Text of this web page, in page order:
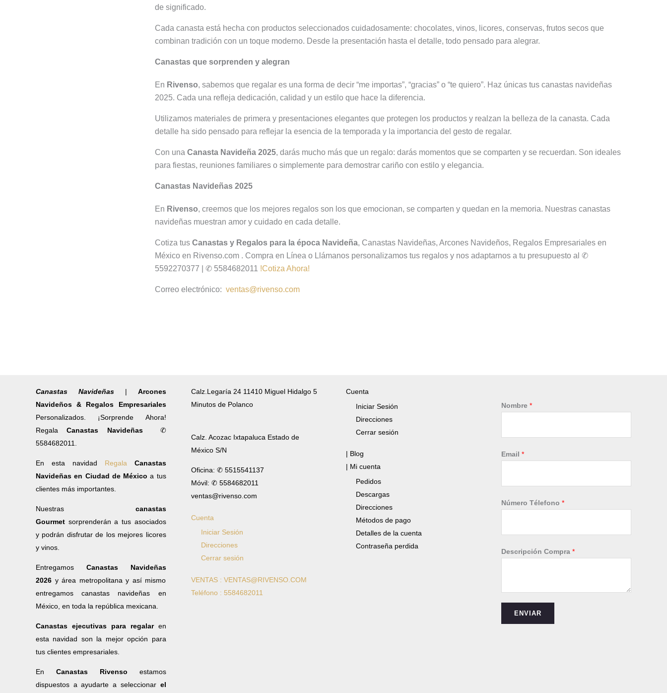
de significado.
Cada canasta está hecha con productos seleccionados cuidadosamente: chocolates, vinos, licores, conservas, frutos secos que
combinan tradición con un toque moderno. Desde la presentación hasta el detalle, todo pensado para alegrar.
Canastas que sorprenden y alegran
En Rivenso, sabemos que regalar es una forma de decir “me importas”, “gracias” o “te quiero”. Haz únicas tus canastas navideñas
2025. Cada una refleja dedicación, calidad y un estilo que hace la diferencia.
Utilizamos materiales de primera y presentaciones elegantes que protegen los productos y realzan la belleza de la canasta. Cada
detalle ha sido pensado para reflejar la esencia de la temporada y la importancia del gesto de regalar.
Con una Canasta Navideña 2025, darás mucho más que un regalo: darás momentos que se comparten y se recuerdan. Son ideales
para fiestas, reuniones familiares o simplemente para demostrar cariño con estilo y elegancia.
Canastas Navideñas 2025
En Rivenso, creemos que los mejores regalos son los que emocionan, se comparten y quedan en la memoria. Nuestras canastas
navideñas muestran amor y cuidado en cada detalle.
Cotiza tus Canastas y Regalos para la época Navideña, Canastas Navideñas, Arcones Navideños, Regalos Empresariales en
México en Rivenso.com . Compra en Línea o Llámanos personalizamos tus regalos y nos adaptarnos a tu presupuesto al ✆
5592270377 | ✆ 5584682011 !Cotiza Ahora!
Correo electrónico: ventas@rivenso.com
Canastas Navideñas| Arcones
Navideños & Regalos Empresariales
Personalizados. ¡Sorprende Ahora!
RegalaCanastas Navideñas✆
5584682011.
En esta navidad Regala Canastas
Navideñas en Ciudad de Méxicoa tus
clientes más importantes.
Nuestras canastas
Gourmet sorprenderán a tus asociados
y podrán disfrutar de los mejores licores
y vinos.
Entregamos Canastas Navideñas
2026 y área metropolitana y así mismo
entregamos canastas navideñas en
México, en toda la república mexicana.
Canastas ejecutivas para regalaren
esta navidad son la mejor opción para
tus clientes empresariales.
En Canastas Rivenso estamos
dispuestos a ayudarte a seleccionar el
Calz.Legaría 24 11410 Miguel Hidalgo 5
Minutos de Polanco
Calz. Acozac Ixtapaluca Estado de
México S/N
Oficina: ✆ 5515541137
Móvil: ✆ 5584682011
ventas@rivenso.com
Cuenta
Iniciar Sesión
Direcciones
Cerrar sesión
VENTAS : VENTAS@RIVENSO.COM
Teléfono : 5584682011
Cuenta
Iniciar Sesión
Direcciones
Cerrar sesión
| Blog
| Mi cuenta
Pedidos
Descargas
Direcciones
Métodos de pago
Detalles de la cuenta
Contraseña perdida
Nombre *
Email *
Número Télefono *
o
*
Descripción Compra *
ENVIAR